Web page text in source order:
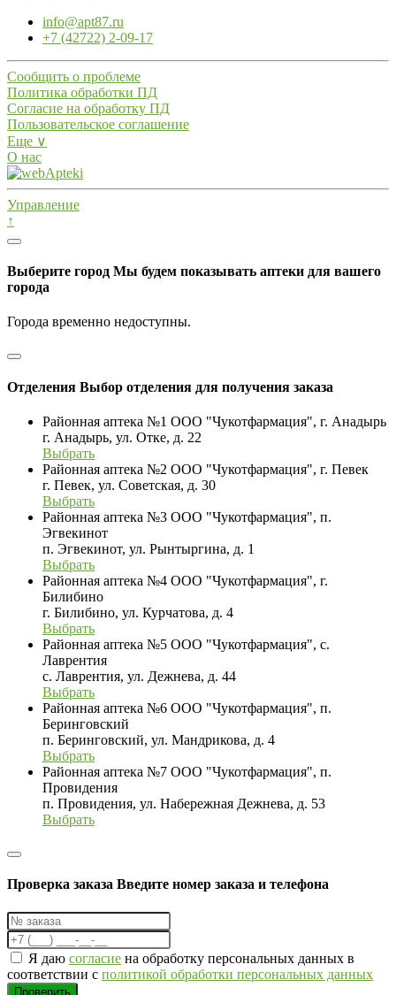
info@apt87.ru
+7 (42722) 2-09-17
Сообщить о проблеме
Политика обработки ПД
Согласие на обработку ПД
Пользовательское соглашение
Еще ∨
О нас
Управление
↑
Выберите город Мы будем показывать аптеки для вашего
города
Города временно недоступны.
Отделения Выбор отделения для получения заказа
Районная аптека №1 ООО "Чукотфармация", г. Анадырь
г. Анадырь, ул. Отке, д. 22
Выбрать
Районная аптека №2 ООО "Чукотфармация", г. Певек
г. Певек, ул. Советская, д. 30
Выбрать
Районная аптека №3 ООО "Чукотфармация", п.
Эгвекинот
п. Эгвекинот, ул. Рынтыргина, д. 1
Выбрать
Районная аптека №4 ООО "Чукотфармация", г.
Билибино
г. Билибино, ул. Курчатова, д. 4
Выбрать
Районная аптека №5 ООО "Чукотфармация", с.
Лаврентия
с. Лаврентия, ул. Дежнева, д. 44
Выбрать
Районная аптека №6 ООО "Чукотфармация", п.
Беринговский
п. Беринговский, ул. Мандрикова, д. 4
Выбрать
Районная аптека №7 ООО "Чукотфармация", п.
Провидения
п. Провидения, ул. Набережная Дежнева, д. 53
Выбрать
Проверка заказа Введите номер заказа и телефона
Я даю согласие на обработку персональных данных в
соответствии с политикой обработки персональных данных
Проверить